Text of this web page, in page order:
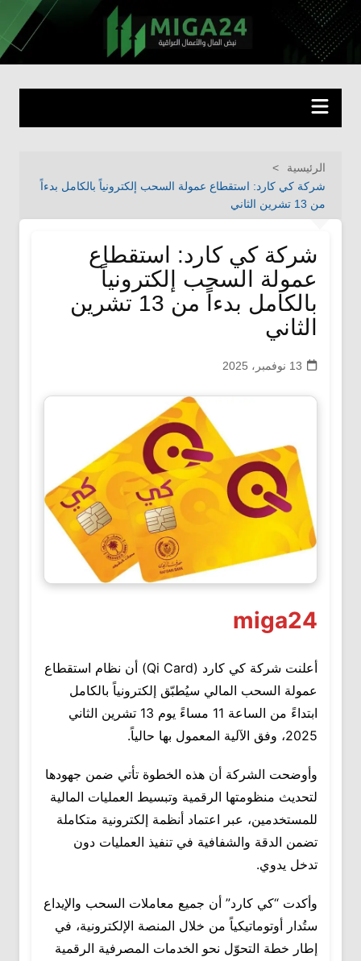
التجاوز
إلى
المحتوى
miga24.com نبض المال والأعمال العراقية
الرئيسية
شركة كي كارد: استقطاع عمولة السحب إلكترونياً بالكامل بدءاً
من 13 تشرين الثاني
شركة كي كارد: استقطاع
عمولة السحب إلكترونياً
بالكامل بدءاً من 13 تشرين
الثاني
13 نوفمبر، 2025
miga24
أعلنت شركة كي كارد (Qi Card) أن نظام استقطاع
عمولة السحب المالي سيُطبّق إلكترونياً بالكامل
ابتداءً من الساعة 11 مساءً يوم 13 تشرين الثاني
2025، وفق الآلية المعمول بها حالياً.
وأوضحت الشركة أن هذه الخطوة تأتي ضمن جهودها
لتحديث منظومتها الرقمية وتبسيط العمليات المالية
للمستخدمين، عبر اعتماد أنظمة إلكترونية متكاملة
تضمن الدقة والشفافية في تنفيذ العمليات دون
تدخل يدوي.
وأكدت “كي كارد” أن جميع معاملات السحب والإيداع
ستُدار أوتوماتيكياً من خلال المنصة الإلكترونية، في
إطار خطة التحوّل نحو الخدمات المصرفية الرقمية